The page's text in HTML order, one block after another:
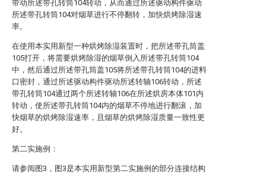
带动所述带孔转筒104转动，从而通过所述驱动构件驱动
所述带孔转筒104对烟草进行不停翻转，加快烘烤除湿速
率。
在使用本实用新型一种烘烤除湿装置时，把所述带孔筒盖
105打开，将需要烘烤除湿的烟草倒入所述带孔转筒104
中，然后通过所述带孔筒盖105将所述带孔转筒104的进料
口密封，通过所述驱动构件驱动所述转轴106转动，所述
带孔转筒104通过两个所述转轴106在所述烘房本体101内
转动，使所述带孔转筒104内的烟草不停地进行翻滚，加
快烟草的烘烤除湿速率，且烟草的烘烤除湿质量一致性更
好。
第二实施例：
请参阅图3，图3是本实用新型第二实施例的部分连接结构